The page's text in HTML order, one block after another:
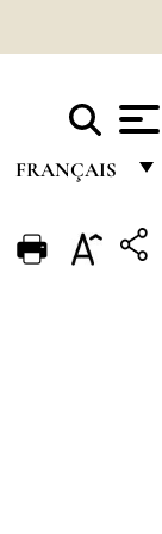
FRANÇAIS
ENGLISH